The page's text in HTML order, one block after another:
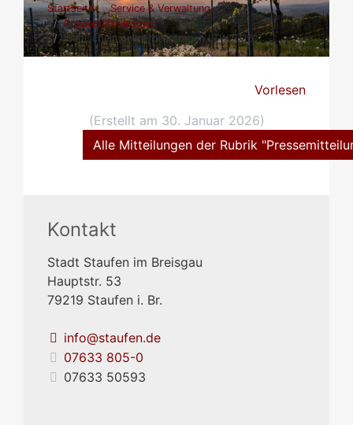
Startseite
Service & Verwaltung
Pressemitteilungen
Wahlschein online beantragen LTW2026
Vorlesen
(Erstellt am 30. Januar 2026)
Alle Mitteilungen der Rubrik
Kontakt
Stadt Staufen im Breisgau
Hauptstr. 53
79219 Staufen i. Br.
info@staufen.de
07633 805-0
07633 50593